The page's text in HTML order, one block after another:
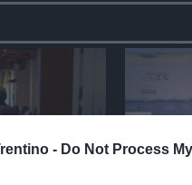
- Do Not Process